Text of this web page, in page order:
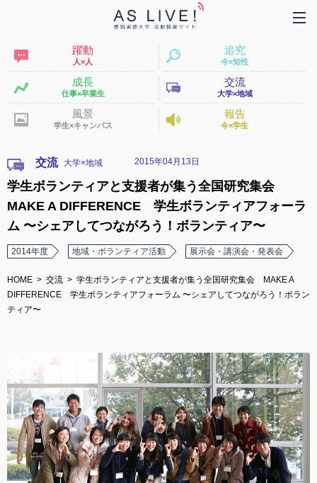
躍動
人×人
追究
今×知性
成長
仕事×卒業生
交流
大学×地域
風景
学生×キャンパス
報告
今×学生
交流 2015年04月13日
学生ボランティアと支援者が集う全国研究集会
MAKE A DIFFERENCE 学生ボランティアフォーラ
ム 〜シェアしてつながろう！ボランティア〜
2014年度 地域・ボランティア活動 展示会・講演会・発表会
HOME 交流
学生ボランティアと支援者が集う全国研究集会 MAKE A
DIFFERENCE 学生ボランティアフォーラム 〜シェアしてつながろう！ボラン
ティア〜